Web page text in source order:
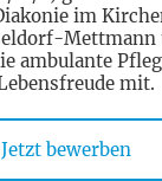
im
Mettmann
ambulante
mit.
Jetzt bewerben